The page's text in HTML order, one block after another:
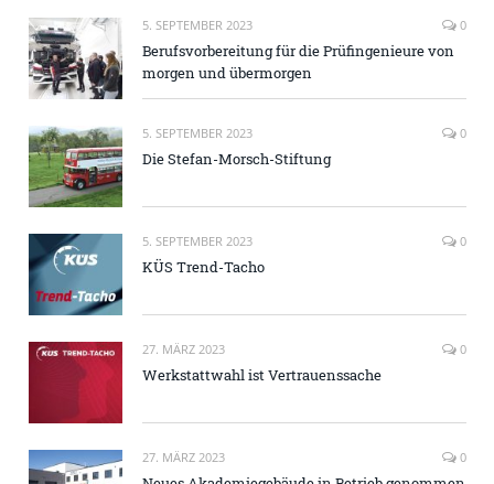
5. SEPTEMBER 2023 0
Berufsvorbereitung für die Prüfingenieure von
morgen und übermorgen
5. SEPTEMBER 2023 0
Die Stefan-Morsch-Stiftung
5. SEPTEMBER 2023 0
KÜS Trend-Tacho
27. MÄRZ 2023 0
Werkstattwahl ist Vertrauenssache
27. MÄRZ 2023 0